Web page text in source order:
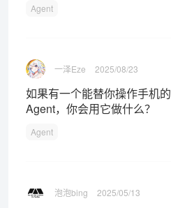
Agent
一泽Eze 2025/08/23
如果有一个能替你操作手机的
Agent，你会用它做什么？
Agent
泡泡bing 2025/05/13